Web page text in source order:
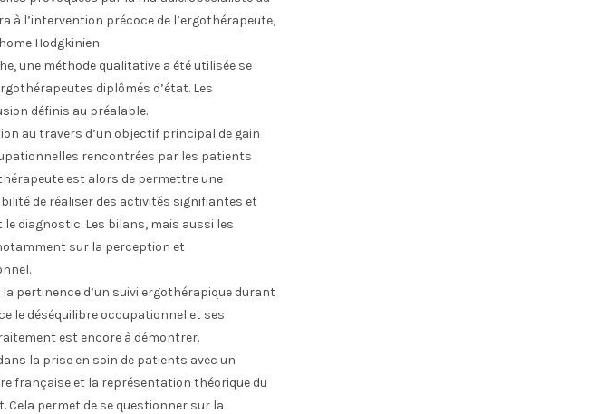
à l’intervention précoce de l’ergothérapeute,
Hodgkinien.
une méthode qualitative a été utilisée se
diplômés d’état. Les
définis au préalable.
au travers d’un objectif principal de gain
rencontrées par les patients
est alors de permettre une
de réaliser des activités signifiantes et
diagnostic. Les bilans, mais aussi les
sur la perception et
pertinence d’un suivi ergothérapique durant
le déséquilibre occupationnel et ses
est encore à démontrer.
la prise en soin de patients avec un
française et la représentation théorique du
permet de se questionner sur la